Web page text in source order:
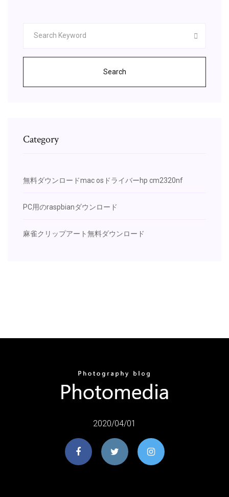
Search
Category
無料ダウンロードmac osドライバーhp cm2320nf
PC用のraspbianダウンロード
麻雀クリップアート無料ダウンロード
2020/04/01